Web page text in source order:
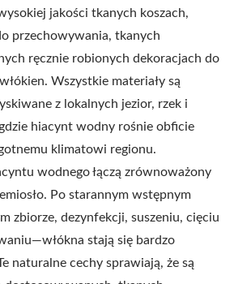
jakości tkanych koszach,
przechowywania, tkanych
ręcznie robionych dekoracjach do
Wszystkie materiały są
z lokalnych jezior, rzek i
hiacynt wodny rośnie obficie
klimatowi regionu.
wodnego łączą zrównoważony
Po starannym wstępnym
zbiorze, dezynfekcji, suszeniu, cięciu
stają się bardzo
naturalne cechy sprawiają, że są